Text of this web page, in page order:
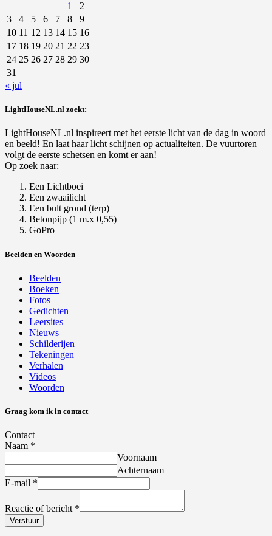
1
2
3
4 5 6 7 8
9
10 11 12 13 14 15 16
17 18 19 20 21 22 23
24 25 26 27 28 29 30
31
« jul
LightHouseNL.nl zoekt:
LightHouseNL.nl inspireert met het eerste licht van de dag in woord
en beeld! En laat haar licht schijnen op actualiteiten. De vuurtoren
volgt de eerste schetsen en komt er aan!
Op zoek naar:
Een Lichtboei
Een zwaailicht
Een bult grond (terp)
Betonpijp (1 m.x 0,55)
GoPro
Beelden en Woorden
Beelden
Boeken
Fotos
Gedichten
Leersites
Nieuws
Schilderijen
Tekeningen
Verhalen
Videos
Woorden
Graag kom ik in contact
Contact
Naam *
Voornaam
Achternaam
E-mail *
Reactie of bericht *
Verstuur